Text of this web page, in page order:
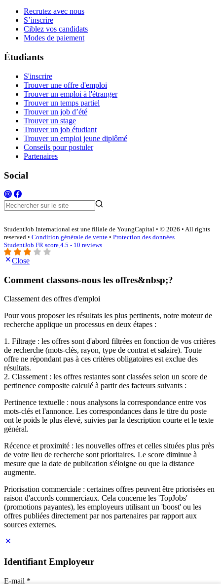
Recrutez avec nous
S’inscrire
Ciblez vos candidats
Modes de paiement
Étudiants
S'inscrire
Trouver une offre d'emploi
Trouver un emploi à l'étranger
Trouver un temps partiel
Trouver un job d’été
Trouver un stage
Trouver un job étudiant
Trouver un emploi jeune diplômé
Conseils pour postuler
Partenaires
Social
StudentJob International est une filiale de YoungCapital • © 2026 • All rights
reserved • Condition générale de vente • Protection des données
StudentJob FR score 4.5 - 10 reviews
Close
Comment classons-nous les offres&nbsp;?
Classement des offres d'emploi
Pour vous proposer les résultats les plus pertinents, notre moteur de
recherche applique un processus en deux étapes :
1. Filtrage : les offres sont d'abord filtrées en fonction de vos critères
de recherche (mots-clés, rayon, type de contrat et salaire). Toute
offre ne répondant pas à ces critères obligatoires est exclue des
résultats.
2. Classement : les offres restantes sont classées selon un score de
pertinence composite calculé à partir des facteurs suivants :
Pertinence textuelle : nous analysons la correspondance entre vos
mots-clés et l'annonce. Les correspondances dans le titre du poste
ont le poids le plus élevé, suivies par la description courte et le texte
général.
Récence et proximité : les nouvelles offres et celles situées plus près
de votre lieu de recherche sont prioritaires. Le score diminue à
mesure que la date de publication s'éloigne ou que la distance
augmente.
Priorisation commerciale : certaines offres peuvent être priorisées en
raison d'accords commerciaux. Cela concerne les 'TopJobs'
(promotions payantes), les employeurs utilisant un 'boost' ou les
offres publiées directement par nos partenaires par rapport aux
sources externes.
Identifiant Employeur
E-mail *